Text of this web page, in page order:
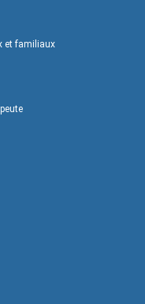
et familiaux